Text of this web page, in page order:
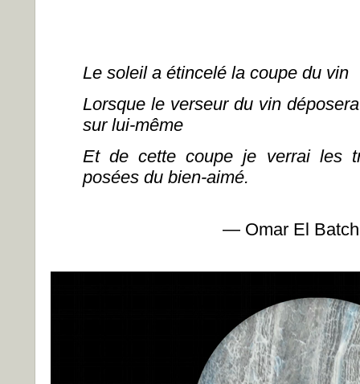
Le soleil a étincelé la coupe du vin
Lorsque le verseur du vin
sur lui-même
Et de cette coupe je verrai les
posées du bien-aimé.
— Omar El